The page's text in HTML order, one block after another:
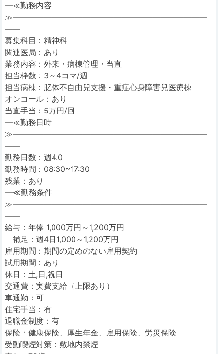
―≪勤務内容
≫―――――――――――――――――――――――――
――
募集科目：精神科
関連医局：あり
業務内容：外来・病棟管理・当直
担当枠数：3～4コマ/週
担当病棟：肊体不自由兒支援・重症心身障害兒医療棟
オンコール：あり
当直手当：5万円/回
―≪勤務日時
≫―――――――――――――――――――――――――
――
勤務日数：週4.0
勤務時間：08:30~17:30
残業：あり
―≪勤務条件
≫―――――――――――――――――――――――――
――
給与：年俸 1,000万円～1,200万円
補足：週4日1,000～1,200万円
雇用期間：期間の定めのない雇用契約
試用期間：あり
休日：土,日,祝日
交通費：実費支給（上限あり）
車通勤：可
住宅手当：有
退職金制度：有
保険：健康保険、厚生年金、雇用保険、労災保険
受動喫煙対策：敷地内禁煙